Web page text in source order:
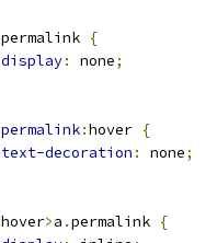
permalink {
display: none;
permalink:hover {
text-decoration : none;
hover>a .permalink {